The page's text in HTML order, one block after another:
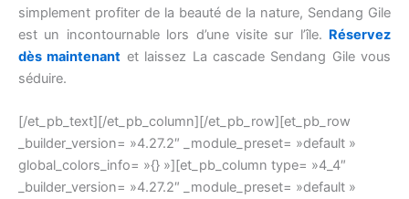
simplement profiter de la beauté de la nature, Sendang Gile
est un incontournable lors d’une visite sur l’île. Réservez
dès maintenant et laissez La cascade Sendang Gile vous
séduire.
[/et_pb_text][/et_pb_column][/et_pb_row][et_pb_row
_builder_version= »4.27.2″ _module_preset= »default »
global_colors_info= »{} »][et_pb_column type= »4_4″
_builder_version= »4.27.2″ _module_preset= »default »